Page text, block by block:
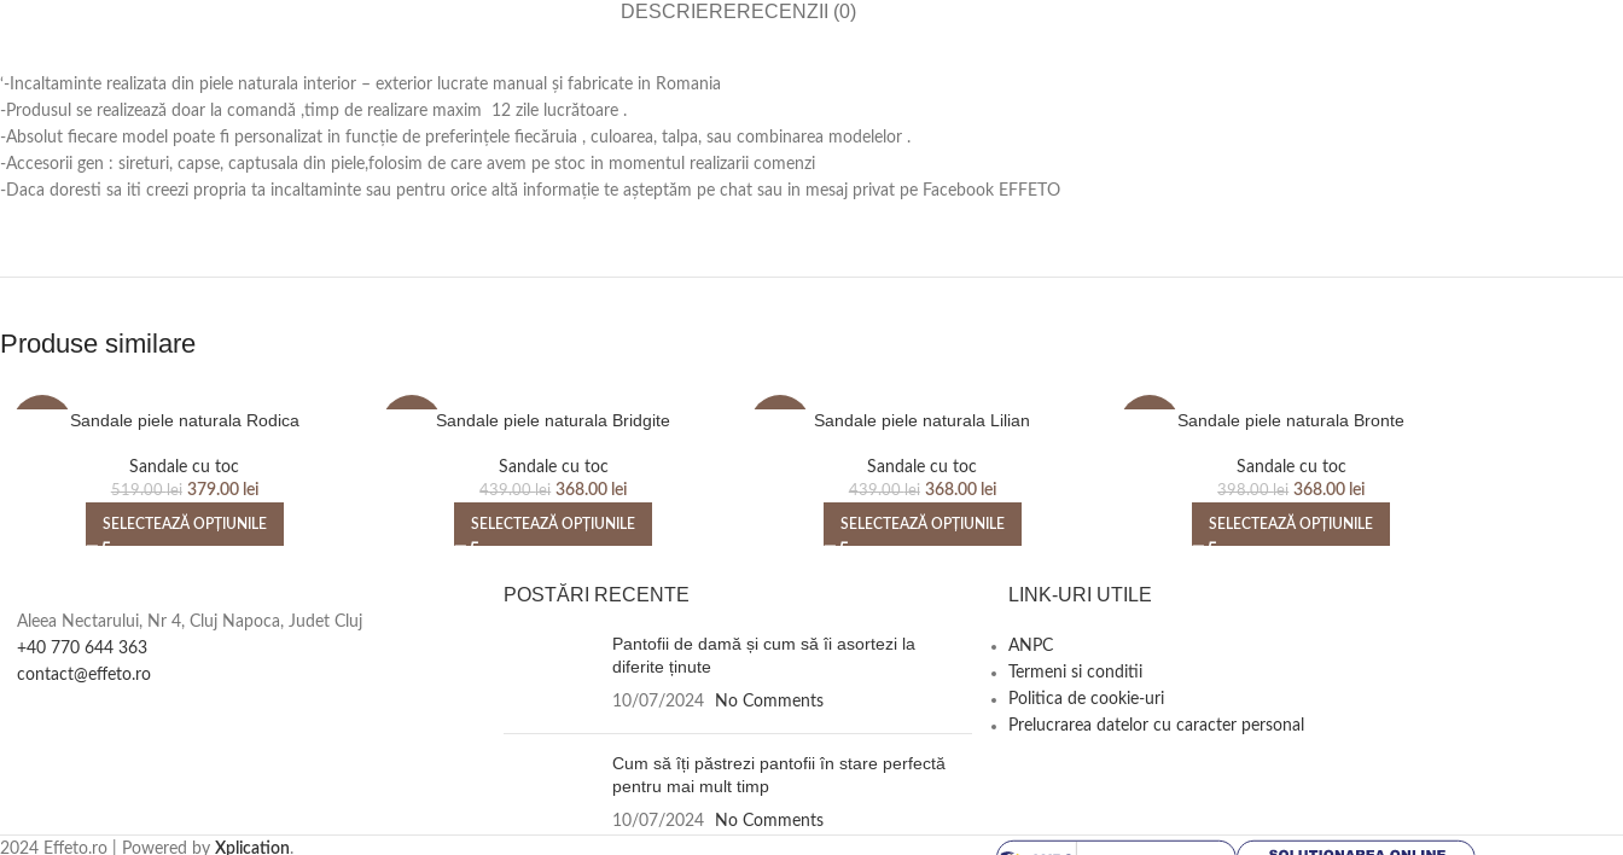
DESCRIERERECENZII (0)
‘-Incaltaminte realizata din piele naturala interior – exterior lucrate manual și fabricate in Romania
-Produsul se realizează doar la comandă ,timp de realizare maxim 12 zile lucrătoare .
-Absolut fiecare model poate fi personalizat in funcție de preferințele fiecăruia , culoarea, talpa, sau combinarea modelelor .
-Accesorii gen : sireturi, capse, captusala din piele,folosim de care avem pe stoc in momentul realizarii comenzi
-Daca doresti sa iti creezi propria ta incaltaminte sau pentru orice altă informație te așteptăm pe chat sau in mesaj privat pe Facebook EFFETO
Produse similare
Sandale piele naturala Rodica
Sandale cu toc
519.00lei 379.00 lei
SELECTEAZĂ OPȚIUNILE
Sandale piele naturala Bridgite
Sandale cu toc
439.00lei 368.00 lei
SELECTEAZĂ OPȚIUNILE
Sandale piele naturala Lilian
Sandale cu toc
439.00lei 368.00 lei
SELECTEAZĂ OPȚIUNILE
Sandale piele naturala Bronte
Sandale cu toc
398.00lei 368.00 lei
SELECTEAZĂ OPȚIUNILE
Aleea Nectarului, Nr 4, Cluj Napoca, Judet Cluj
+40 770 644 363
contact@effeto.ro
POSTĂRI RECENTE
Pantofii de damă și cum să îi asortezi la
diferite ținute
10/07/2024 No Comments
Cum să îți păstrezi pantofii în stare perfectă
pentru mai mult timp
10/07/2024 No Comments
LINK-URI UTILE
ANPC
Termeni si conditii
Politica de cookie-uri
Prelucrarea datelor cu caracter personal
2024 Effeto.ro | Powered by Xplication.